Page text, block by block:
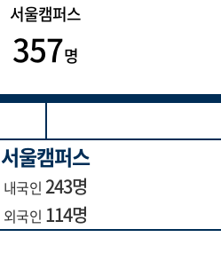
서울캠퍼스
357명
서울캠퍼스
내국인 243명
외국인 114명